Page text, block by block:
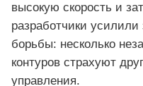
высокую скорость и
разработчики
борьбы: несколько
контуров страхуют
управления.